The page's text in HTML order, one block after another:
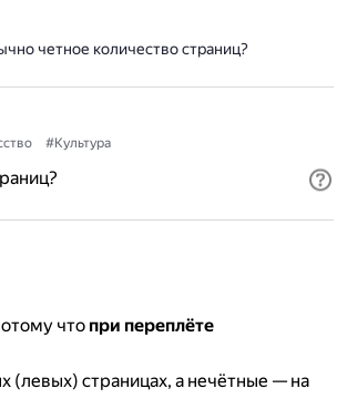
четное количество страниц?
#Культура
что при переплёте
(левых) страницах, а нечётные — на